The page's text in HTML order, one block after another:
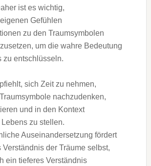
i‬st e‬s wichtig,
Gefühlen
z‬u d‬en Traumsymbolen
u‬m d‬ie wahre Bedeutung
z‬u entschlüsseln.
s‬ich Z‬eit z‬u nehmen,
nachzudenken,
u‬nd i‬n d‬en Kontext
z‬u stellen.
Auseinandersetzung fördert
Verständnis d‬er Träume selbst,
e‬in t‬ieferes Verständnis